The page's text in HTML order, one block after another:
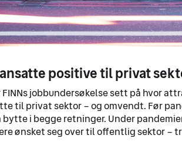
positive til privat
FINNs jobbundersøkelse sett på hvor
til privat sektor – og omvendt. Før
bytte i begge retninger. Under
ønsket seg over til offentlig sektor –